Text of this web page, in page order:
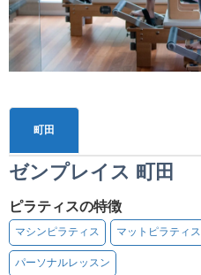
町田
ゼンプレイス 町田
ピラティスの特徴
マシンピラティス マットピラティス
パーソナルレッスン